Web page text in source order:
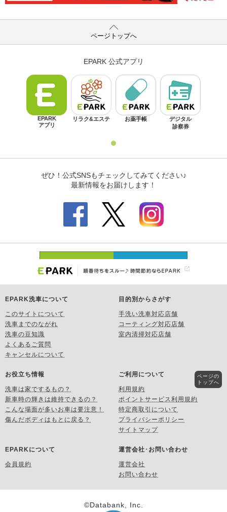
ページトップへ
EPARK洗車について
このサイトについて
洗車までのながれ
洗車の豆知識
よくあるご質問
キャンセルについて
目的別からさがす
手洗い洗車対応店舗
コーティング対応店舗
室内清掃対応店舗
お役立ち情報
洗車は家でするもの？
新車時の輝きは維持できるの？
こんな場面が多いお車は要注意！
傷んだボディはもとに戻る？
ご利用について
利用規約
ポイントサービス利用規約
特定商取引について
プライバシーポリシー
サイトマップ
EPARKについて
会員規約
運営会社･お問い合わせ
運営会社
お問い合わせ
©Databank, Inc.
ページの
トップへ